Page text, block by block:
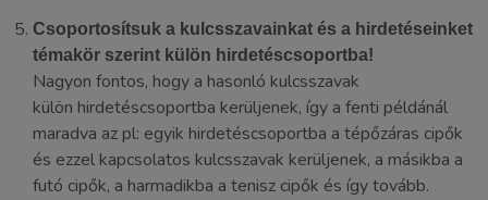
Csoportosítsuk a kulcsszavainkat és a hirdetéseinket
témakör szerint külön hirdetéscsoportba!
Nagyon fontos, hogy a hasonló kulcsszavak
külön hirdetéscsoportba kerüljenek, így a fenti példánál
maradva az pl: egyik hirdetéscsoportba a tépőzáras cipők
és ezzel kapcsolatos kulcsszavak kerüljenek, a másikba a
futó cipők, a harmadikba a tenisz cipők és így tovább.